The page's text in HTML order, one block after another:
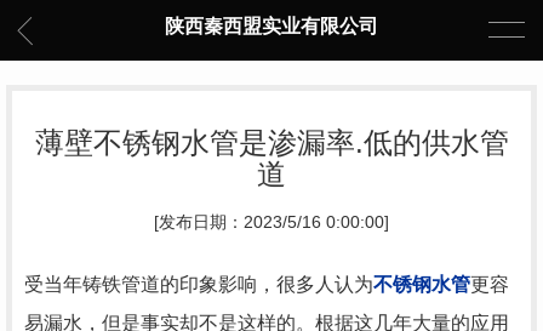
陕西秦西盟实业有限公司
薄壁不锈钢水管是渗漏率.低的供水管
道
[发布日期：2023/5/16 0:00:00]
受当年铸铁管道的印象影响，很多人认为不锈钢水管更容
易漏水，但是事实却不是这样的。根据这几年大量的应用